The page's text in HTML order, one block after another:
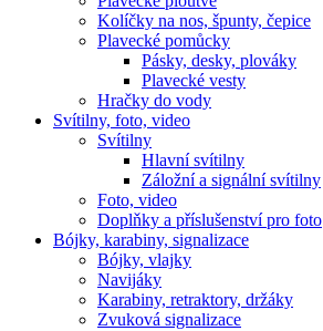
Kolíčky na nos, špunty, čepice
Plavecké pomůcky
Pásky, desky, plováky
Plavecké vesty
Hračky do vody
Svítilny, foto, video
Svítilny
Hlavní svítilny
Záložní a signální svítilny
Foto, video
Doplňky a příslušenství pro foto
Bójky, karabiny, signalizace
Bójky, vlajky
Navijáky
Karabiny, retraktory, držáky
Zvuková signalizace